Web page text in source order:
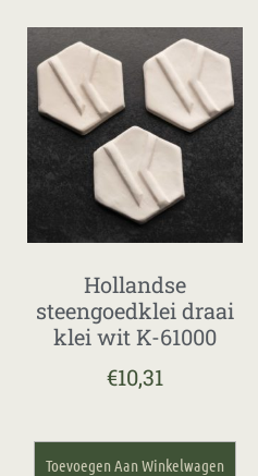
Hollandse
steengoedklei draai
klei wit K-61000
€10,31
Toevoegen Aan Winkelwagen